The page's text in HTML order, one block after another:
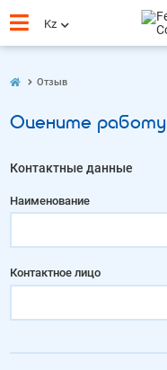
Kz
Отзыв
Оцените работу
Контактные данные
Наименование
Контактное лицо